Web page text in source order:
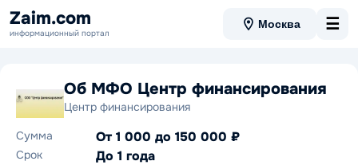
Zaim.com
информационный портал
Москва ☰
Об МФО Центр финансирования
Центр финансирования
Сумма
От 1 000 до 150 000 ₽
Срок До 1 года